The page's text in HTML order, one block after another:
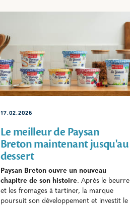
17.02.2026
Le meilleur de Paysan
Breton maintenant jusqu'au
dessert
Paysan Breton ouvre un nouveau
chapitre de son histoire. Après le beurre
et les fromages à tartiner, la marque
poursuit son développement et investit le